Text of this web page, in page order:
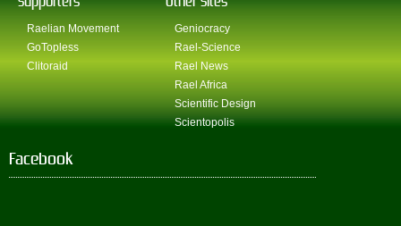
Raelian Movement
GoTopless
Clitoraid
Geniocracy
Rael-Science
Rael News
Rael Africa
Scientific Design
Scientopolis
Facebook